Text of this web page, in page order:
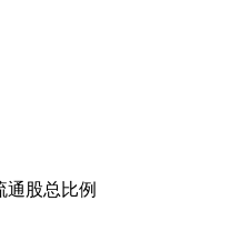
通股总比例